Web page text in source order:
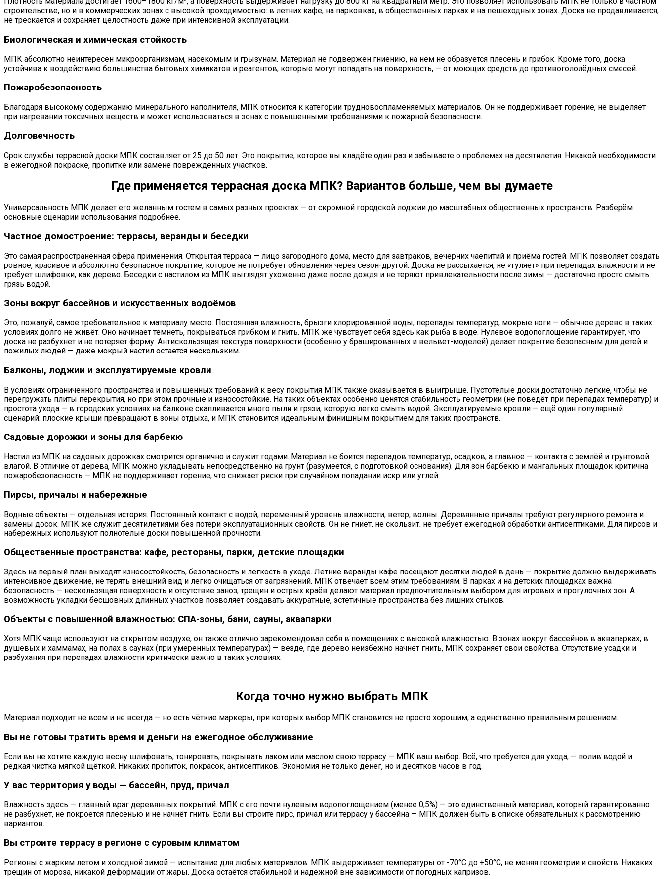
строительстве, но и в коммерческих зонах с высокой проходимостью: в летних кафе, на парковках, в общественных парках и на пешеходных зонах. Доска не продавливается,
не трескается и сохраняет целостность даже при интенсивной эксплуатации.
Биологическая и химическая стойкость
МПК абсолютно неинтересен микроорганизмам, насекомым и грызунам. Материал не подвержен гниению, на нём не образуется плесень и грибок. Кроме того, доска
устойчива к воздействию большинства бытовых химикатов и реагентов, которые могут попадать на поверхность, — от моющих средств до противогололёдных смесей.
Пожаробезопасность
Благодаря высокому содержанию минерального наполнителя, МПК относится к категории трудновоспламеняемых материалов. Он не поддерживает горение, не выделяет
при нагревании токсичных веществ и может использоваться в зонах с повышенными требованиями к пожарной безопасности.
Долговечность
Срок службы террасной доски МПК составляет от 25 до 50 лет. Это покрытие, которое вы кладёте один раз и забываете о проблемах на десятилетия. Никакой необходимости
в ежегодной покраске, пропитке или замене повреждённых участков.
Где применяется террасная доска МПК? Вариантов больше, чем вы думаете
Универсальность МПК делает его желанным гостем в самых разных проектах — от скромной городской лоджии до масштабных общественных пространств. Разберём
основные сценарии использования подробнее.
Частное домостроение: террасы, веранды и беседки
Это самая распространённая сфера применения. Открытая терраса — лицо загородного дома, место для завтраков, вечерних чаепитий и приёма гостей. МПК позволяет создать
ровное, красивое и абсолютно безопасное покрытие, которое не потребует обновления через сезон-другой. Доска не рассыхается, не «гуляет» при перепадах влажности и не
требует шлифовки, как дерево. Беседки с настилом из МПК выглядят ухоженно даже после дождя и не теряют привлекательности после зимы — достаточно просто смыть
грязь водой.
Зоны вокруг бассейнов и искусственных водоёмов
Это, пожалуй, самое требовательное к материалу место. Постоянная влажность, брызги хлорированной воды, перепады температур, мокрые ноги — обычное дерево в таких
условиях долго не живёт. Оно начинает темнеть, покрываться грибком и гнить. МПК же чувствует себя здесь как рыба в воде. Нулевое водопоглощение гарантирует, что
доска не разбухнет и не потеряет форму. Антискользящая текстура поверхности (особенно у брашированных и вельвет-моделей) делает покрытие безопасным для детей и
пожилых людей — даже мокрый настил остаётся нескользким.
Балконы, лоджии и эксплуатируемые кровли
В условиях ограниченного пространства и повышенных требований к весу покрытия МПК также оказывается в выигрыше. Пустотелые доски достаточно лёгкие, чтобы не
перегружать плиты перекрытия, но при этом прочные и износостойкие. На таких объектах особенно ценятся стабильность геометрии (не поведёт при перепадах температур) и
простота ухода — в городских условиях на балконе скапливается много пыли и грязи, которую легко смыть водой. Эксплуатируемые кровли — ещё один популярный
сценарий: плоские крыши превращают в зоны отдыха, и МПК становится идеальным финишным покрытием для таких пространств.
Садовые дорожки и зоны для барбекю
Настил из МПК на садовых дорожках смотрится органично и служит годами. Материал не боится перепадов температур, осадков, а главное — контакта с землёй и грунтовой
влагой. В отличие от дерева, МПК можно укладывать непосредственно на грунт (разумеется, с подготовкой основания). Для зон барбекю и мангальных площадок критична
пожаробезопасность — МПК не поддерживает горение, что снижает риски при случайном попадании искр или углей.
Пирсы, причалы и набережные
Водные объекты — отдельная история. Постоянный контакт с водой, переменный уровень влажности, ветер, волны. Деревянные причалы требуют регулярного ремонта и
замены досок. МПК же служит десятилетиями без потери эксплуатационных свойств. Он не гниёт, не скользит, не требует ежегодной обработки антисептиками. Для пирсов и
набережных используют полнотелые доски повышенной прочности.
Общественные пространства: кафе, рестораны, парки, детские площадки
Здесь на первый план выходят износостойкость, безопасность и лёгкость в уходе. Летние веранды кафе посещают десятки людей в день — покрытие должно выдерживать
интенсивное движение, не терять внешний вид и легко очищаться от загрязнений. МПК отвечает всем этим требованиям. В парках и на детских площадках важна
безопасность — нескользящая поверхность и отсутствие заноз, трещин и острых краёв делают материал предпочтительным выбором для игровых и прогулочных зон. А
возможность укладки бесшовных длинных участков позволяет создавать аккуратные, эстетичные пространства без лишних стыков.
Объекты с повышенной влажностью: СПА-зоны, бани, сауны, аквапарки
Хотя МПК чаще используют на открытом воздухе, он также отлично зарекомендовал себя в помещениях с высокой влажностью. В зонах вокруг бассейнов в аквапарках, в
душевых и хаммамах, на полах в саунах (при умеренных температурах) — везде, где дерево неизбежно начнёт гнить, МПК сохраняет свои свойства. Отсутствие усадки и
разбухания при перепадах влажности критически важно в таких условиях.
Когда точно нужно выбрать МПК
Материал подходит не всем и не всегда — но есть чёткие маркеры, при которых выбор МПК становится не просто хорошим, а единственно правильным решением.
Вы не готовы тратить время и деньги на ежегодное обслуживание
Если вы не хотите каждую весну шлифовать, тонировать, покрывать лаком или маслом свою террасу — МПК ваш выбор. Всё, что требуется для ухода, — полив водой и
редкая чистка мягкой щёткой. Никаких пропиток, покрасок, антисептиков. Экономия не только денег, но и десятков часов в год.
У вас территория у воды — бассейн, пруд, причал
Влажность здесь — главный враг деревянных покрытий. МПК с его почти нулевым водопоглощением (менее 0,5%) — это единственный материал, который гарантированно
не разбухнет, не покроется плесенью и не начнёт гнить. Если вы строите пирс, причал или террасу у бассейна — МПК должен быть в списке обязательных к рассмотрению
вариантов.
Вы строите террасу в регионе с суровым климатом
Регионы с жарким летом и холодной зимой — испытание для любых материалов. МПК выдерживает температуры от -70°C до +50°C, не меняя геометрии и свойств. Никаких
трещин от мороза, никакой деформации от жары. Доска остаётся стабильной и надёжной вне зависимости от погодных капризов.